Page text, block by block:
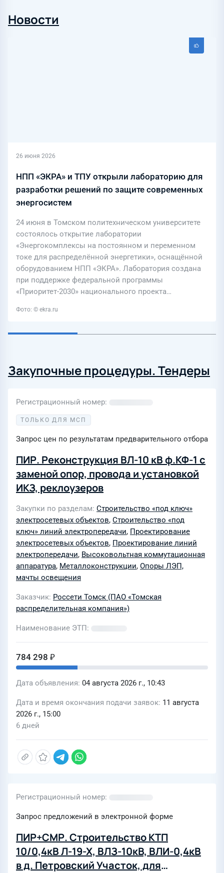
Новости
26 июня 2026
НПП «ЭКРА» и ТПУ открыли лабораторию для
разработки решений по защите современных
энергосистем
24 июня в Томском политехническом университете
состоялось открытие лаборатории
«Энергокомплексы на постоянном и переменном
токе для распределённой энергетики», оснащённой
оборудованием НПП «ЭКРА». Лаборатория создана
при поддержке федеральной программы
«Приоритет-2030» национального проекта…
Фото: © ekra.ru
Закупочные процедуры. Тендеры
Регистрационный номер
ТОЛЬКО ДЛЯ МСП
Запрос цен по результатам предварительного отбора
ПИР. Реконструкция ВЛ-10 кВ ф.КФ-1 с
заменой опор, провода и установкой
ИКЗ, реклоузеров
Закупки по разделам Строительство «под ключ»
электросетевых объектов, Строительство «под
ключ» линий электропередачи, Проектирование
электросетевых объектов, Проектирование линий
электропередачи, Высоковольтная коммутационная
аппаратура, Металлоконструкции, Опоры ЛЭП,
мачты освещения
Заказчик Россети Томск (ПАО «Томская
распределительная компания»)
Наименование ЭТП
784 298 ₽
Дата объявления 04 августа 2026 г., 10:43
Дата и время окончания подачи заявок 11 августа
2026 г., 15:00
6 дней
Регистрационный номер
Запрос предложений в электронной форме
ПИР+СМР. Строительство КТП
10/0,4кВ Л-19-Х, ВЛЗ-10кВ, ВЛИ-0,4кВ
в д. Петровский Участок, для